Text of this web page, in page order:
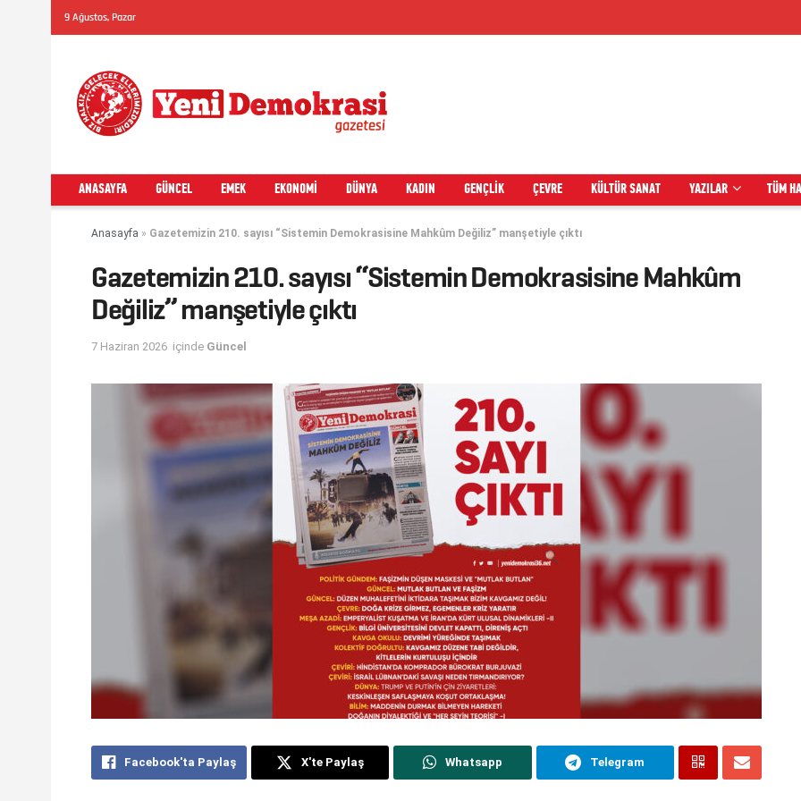
9 Ağustos, Pazar
ANASAYFA GÜNCEL EMEK EKONOMI DÜNYA KADIN GENÇLIK ÇEVRE KÜLTÜR SANAT YAZILAR TÜM
Anasayfa » Gazetemizin 210. sayısı “Sistemin Demokrasisine Mahkûm Değiliz” manşetiyle çıktı
Gazetemizin 210. sayısı “Sistemin Demokrasisine Mahkûm
Değiliz” manşetiyle çıktı
7 Haziran 2026 içinde Güncel
Facebook'ta Paylaş X'te Paylaş Whatsapp Telegram